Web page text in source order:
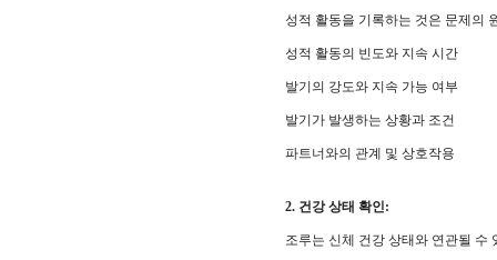
성적 활동을 기록하는 것은 문제의 원
성적 활동의 빈도와 지속 시간
발기의 강도와 지속 가능 여부
발기가 발생하는 상황과 조건
파트너와의 관계 및 상호작용
2. 건강 상태 확인:
조루는 신체 건강 상태와 연관될 수